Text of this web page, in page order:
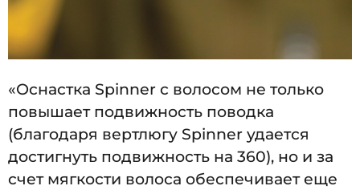
«Оснастка Spinner с волосом не только
повышает подвижность поводка
(благодаря вертлюгу Spinner удается
достигнуть подвижность на 360), но и за
счет мягкости волоса обеспечивает еще